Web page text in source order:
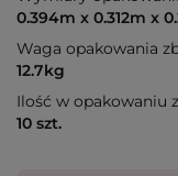
0.394m x 0.312m x
Waga opakowania
12.7kg
Ilość w opakowaniu
10 szt.